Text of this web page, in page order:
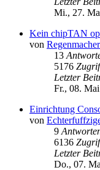
Mi., 27.
Kein chipTAN
von
13
5176
Letzter
Fr., 08.
Einrichtung
von
9
6136
Letzter
Do., 07.